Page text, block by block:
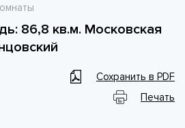
86,8 кв.м. Московская
Сохранить в PDF
Печать